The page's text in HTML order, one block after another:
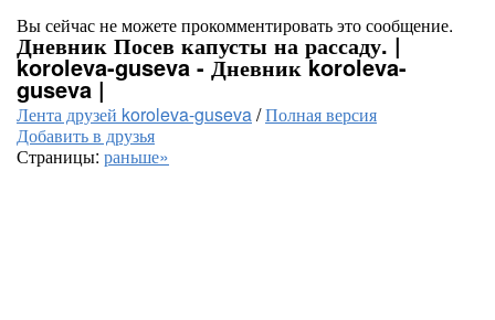
Вы сейчас не можете прокомментировать это сообщение.
Дневник Посев капусты на рассаду. |
koroleva-guseva - Дневник koroleva-
guseva |
Лента друзей koroleva-guseva/Полная версия
Добавить в друзья
Страницы: раньше»